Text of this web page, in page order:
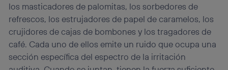
los masticadores de palomitas, los sorbedores de
refrescos, los estrujadores de papel de caramelos, los
crujidores de cajas de bombones y los tragadores de
café. Cada uno de ellos emite un ruido que ocupa una
sección específica del espectro de la irritación